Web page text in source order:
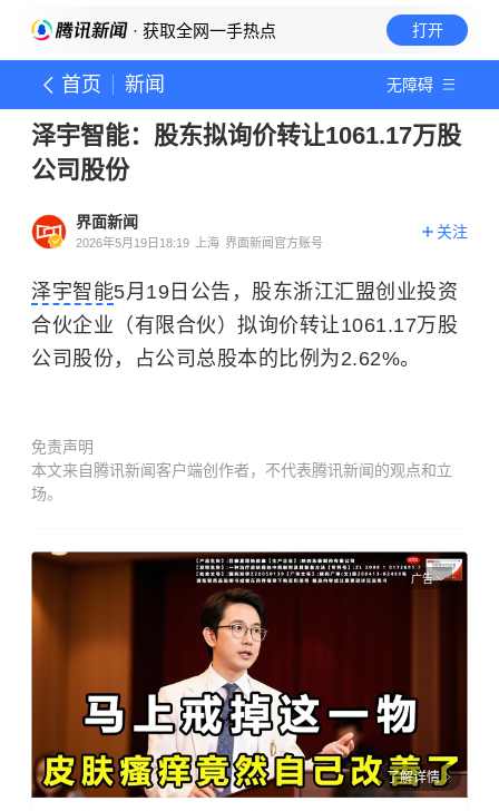
· 获取全网一手热点 打开
首页 新闻 无障碍
泽宇智能：股东拟询价转让1061.17万股
公司股份
界面新闻
2026年5月19日18:19 上海 界面新闻官方账号
关注
泽宇智能5月19日公告，股东浙江汇盟创业投资
合伙企业（有限合伙）拟询价转让1061.17万股
公司股份，占公司总股本的比例为2.62%。
免责声明
本文来自腾讯新闻客户端创作者，不代表腾讯新闻的观点和立
场。
广告
了解详情